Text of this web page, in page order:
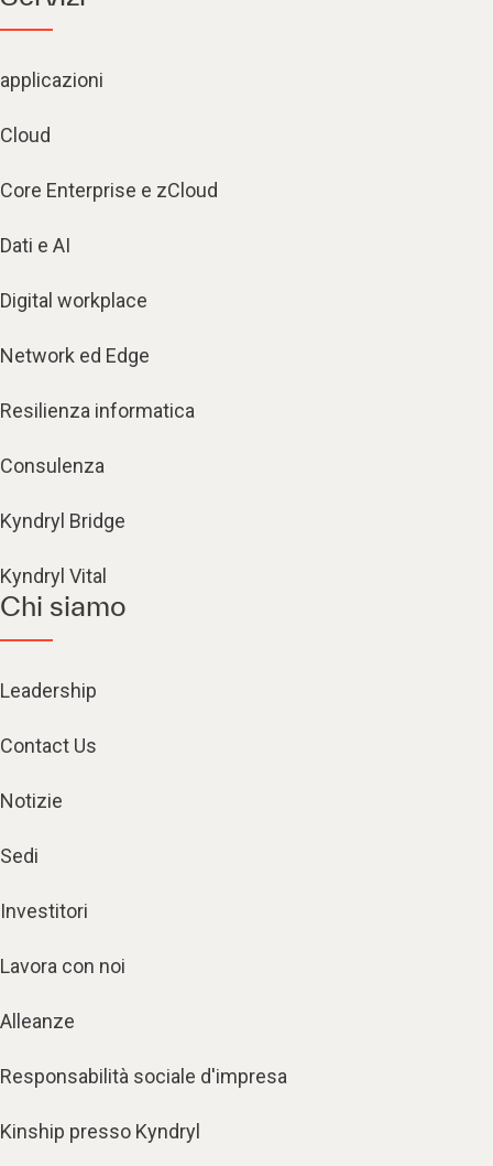
applicazioni
Cloud
Core Enterprise e zCloud
Dati e AI
Digital workplace
Network ed Edge
Resilienza informatica
Consulenza
Kyndryl Bridge
Kyndryl Vital
Chi siamo
Leadership
Contact Us
Notizie
Sedi
Investitori
Lavora con noi
Alleanze
Responsabilità sociale d'impresa
Kinship presso Kyndryl